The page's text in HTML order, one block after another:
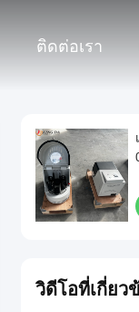
ติดต่อเรา
วิดีโอที่เกี่ยว